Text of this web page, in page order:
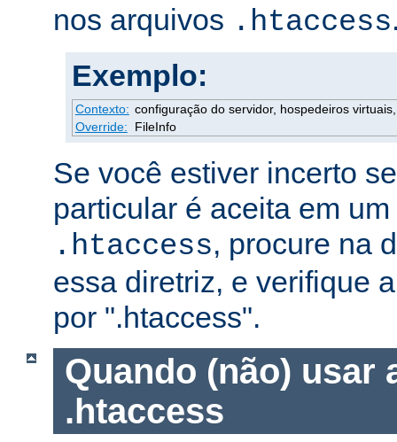
nos arquivos .htaccess
Exemplo:
Contexto: configuração do servidor, hospedeiros
Override:
FileInfo
Se você estiver incerto
particular é aceita em
.htaccess, procure na
essa diretriz, e verifique
por ".htaccess".
Quando (não) usar
.htaccess